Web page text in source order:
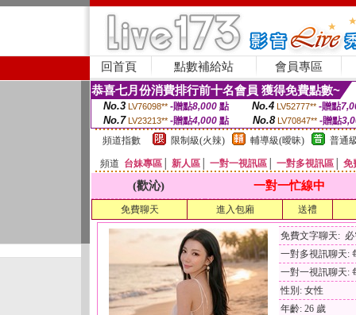
回首頁 點數補給站 會員專區
恭喜七月份消費排行前十名會員 獲得免費點數~
No.3 LV76098** -贈點8,000點 No.4 LV52777** -贈點
No.7 LV23213** -贈點4,000 點 No.8 LV70847** -贈點
頻道指數
限制級(火辣) 輔導級(曖昧) 普通
頻道 台妹專區 新人區 一對一視訊區 一對多視訊區 免
(歡沁) 一對一忙線中
免費聊天 進入包廂 送禮
免費文字聊天:
一對多視訊聊天:
一對一視訊聊天:
性別: 女性
年齡: 26 歲